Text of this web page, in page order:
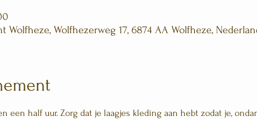
Wolfheze, Wolfhezerweg 17, 6874 AA Wolfheze,
een half uur. Zorg dat je laagjes kleding aan hebt zodat je,